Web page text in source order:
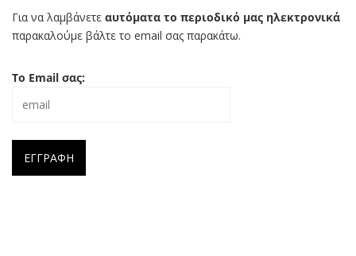
Για να λαμβάνετε αυτόματα το περιοδικό μας ηλεκτρονικά
παρακαλούμε βάλτε το email σας παρακάτω.
Το Email σας: